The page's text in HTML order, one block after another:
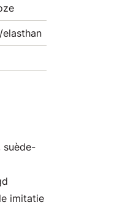
elasthan
suède-
imitatie